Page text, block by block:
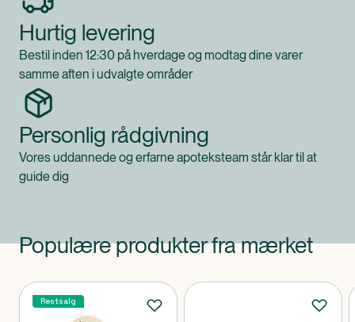
Hurtig levering
Bestil inden 12:30 på hverdage og modtag dine varer
samme aften i udvalgte områder
Personlig rådgivning
Vores uddannede og erfarne apoteksteam står klar til at
guide dig
Populære produkter fra mærket
Produkter
Restsalg